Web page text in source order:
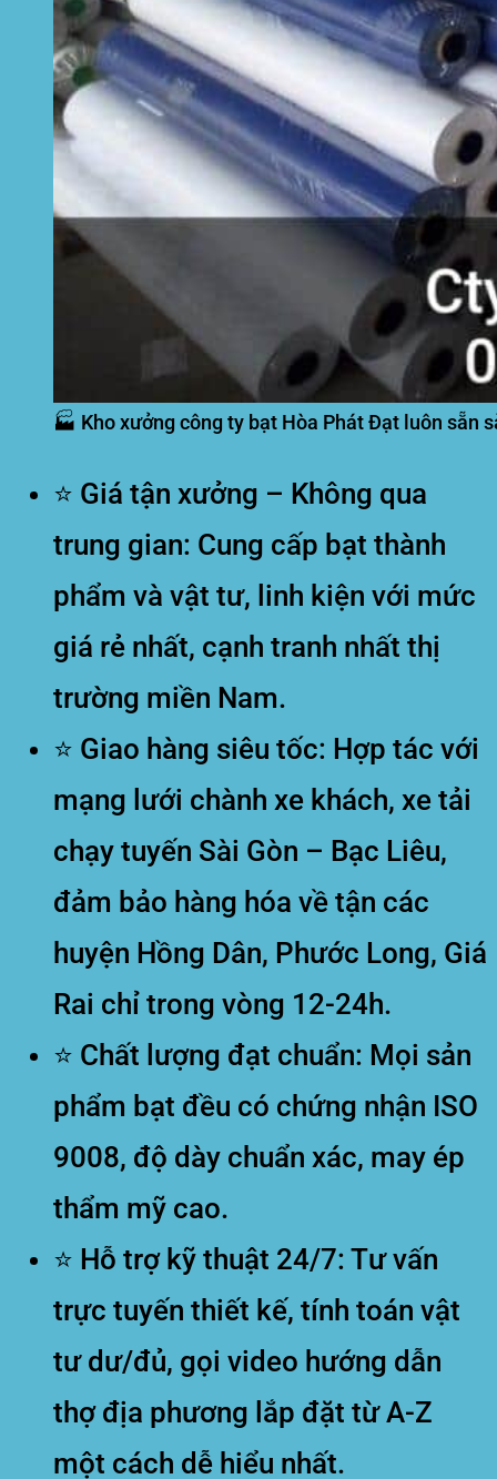
🏭 Kho xưởng công ty bạt Hòa Phát Đạt luôn sẵn
⭐ Giá tận xưởng – Không qua
trung gian: Cung cấp bạt thành
phẩm và vật tư, linh kiện với mức
giá rẻ nhất, cạnh tranh nhất thị
trường miền Nam.
⭐ Giao hàng siêu tốc: Hợp tác với
mạng lưới chành xe khách, xe tải
chạy tuyến Sài Gòn – Bạc Liêu,
đảm bảo hàng hóa về tận các
huyện Hồng Dân, Phước Long, Giá
Rai chỉ trong vòng 12-24h.
⭐ Chất lượng đạt chuẩn: Mọi sản
phẩm bạt đều có chứng nhận ISO
9008, độ dày chuẩn xác, may ép
thẩm mỹ cao.
⭐ Hỗ trợ kỹ thuật 24/7: Tư vấn
trực tuyến thiết kế, tính toán vật
tư dư/đủ, gọi video hướng dẫn
thợ địa phương lắp đặt từ A-Z
một cách dễ hiểu nhất.